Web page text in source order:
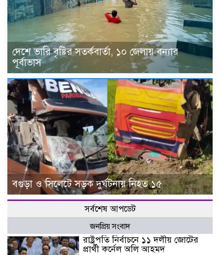
দেশে ভারি বৃষ্টির সতর্কবার্তা, ১০ জেলায় বন্যার
পূর্বাভাস
বগুড়া ও সিলেটে সড়ক দুর্ঘটনায় নিহত ১৫
সর্বশেষ আপডেট
জনপ্রিয় সংবাদ
রাষ্ট্রপতি নির্বাচনে ১১ দলীয় জোটের
প্রার্থী কর্নেল অলি আহমদ